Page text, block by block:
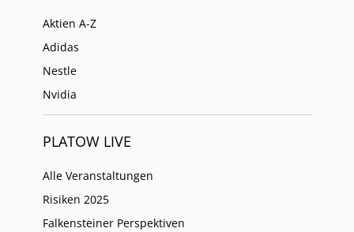
Aktien A-Z
Adidas
Nestle
Nvidia
PLATOW LIVE
Alle Veranstaltungen
Risiken 2025
Falkensteiner Perspektiven